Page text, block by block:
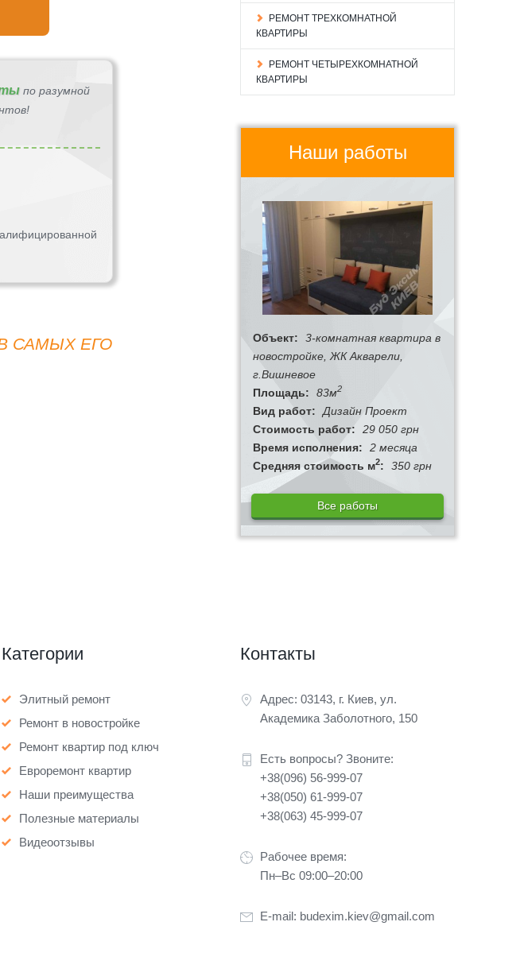
по разумной
САМЫХ ЕГО
РЕМОНТ ТРЕХКОМНАТНОЙ
КВАРТИРЫ
РЕМОНТ ЧЕТЫРЕХКОМНАТНОЙ
КВАРТИРЫ
Наши работы
Объект:
3-комнатная квартира в
новостройке, ЖК Акварели,
г.Вишневое
Площадь:
83м2
Вид работ:
Дизайн Проект
Стоимость работ:
29 050 грн
Время исполнения:
2 месяца
Средняя стоимость м2: 350 грн
Все работы
Категории
Элитный ремонт
Ремонт в новостройке
Ремонт квартир под ключ
Евроремонт квартир
Наши преимущества
Полезные материалы
Видеоотзывы
Контакты
Адрес: 03143, г. Киев, ул.
Академика Заболотного, 150
Есть вопросы? Звоните:
+38(096) 56-999-07
+38(050) 61-999-07
+38(063) 45-999-07
Рабочее время:
Пн–Вс 09:00–20:00
E-mail: budexim.kiev@gmail.com